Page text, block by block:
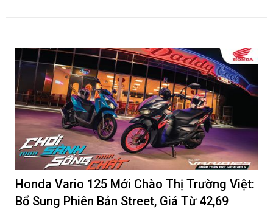
Honda Vario 125 Mới Chào Thị Trường Việt:
Bổ Sung Phiên Bản Street, Giá Từ 42,69